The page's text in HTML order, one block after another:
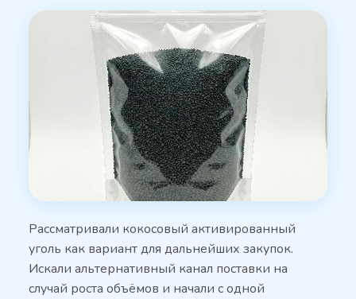
Рассматривали кокосовый активированный
уголь как вариант для дальнейших закупок.
Искали альтернативный канал поставки на
случай роста объёмов и начали с одной